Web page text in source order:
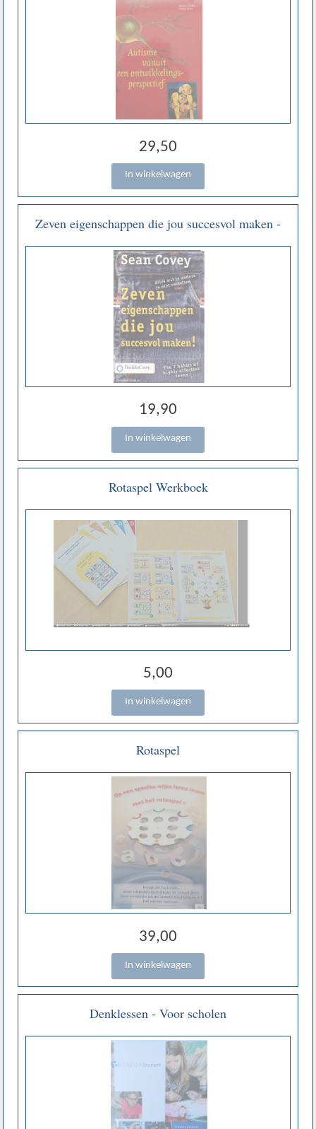
29,50
Zeven eigenschappen die jou succesvol maken -
Sean Covey
19,90
Rotaspel Werkboek
5,00
Rotaspel
39,00
Denklessen - Voor scholen